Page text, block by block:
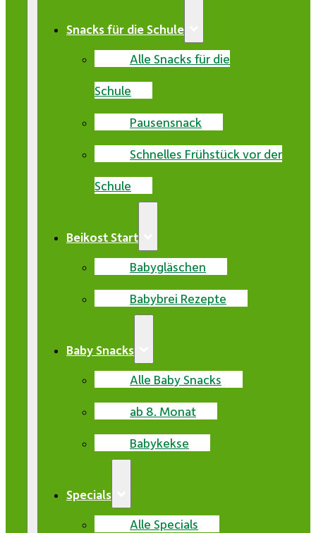
Snacks für die Schule
Alle Snacks für die
Schule
Pausensnack
Schnelles Frühstück vor der
Schule
Beikost Start
Babygläschen
Babybrei Rezepte
Baby Snacks
Alle Baby Snacks
ab 8. Monat
Babykekse
Specials
Alle Specials